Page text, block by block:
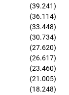
(39.241)
(36.114)
(33.448)
(30.734)
(27.620)
(26.617)
(23.460)
(21.005)
(18.248)